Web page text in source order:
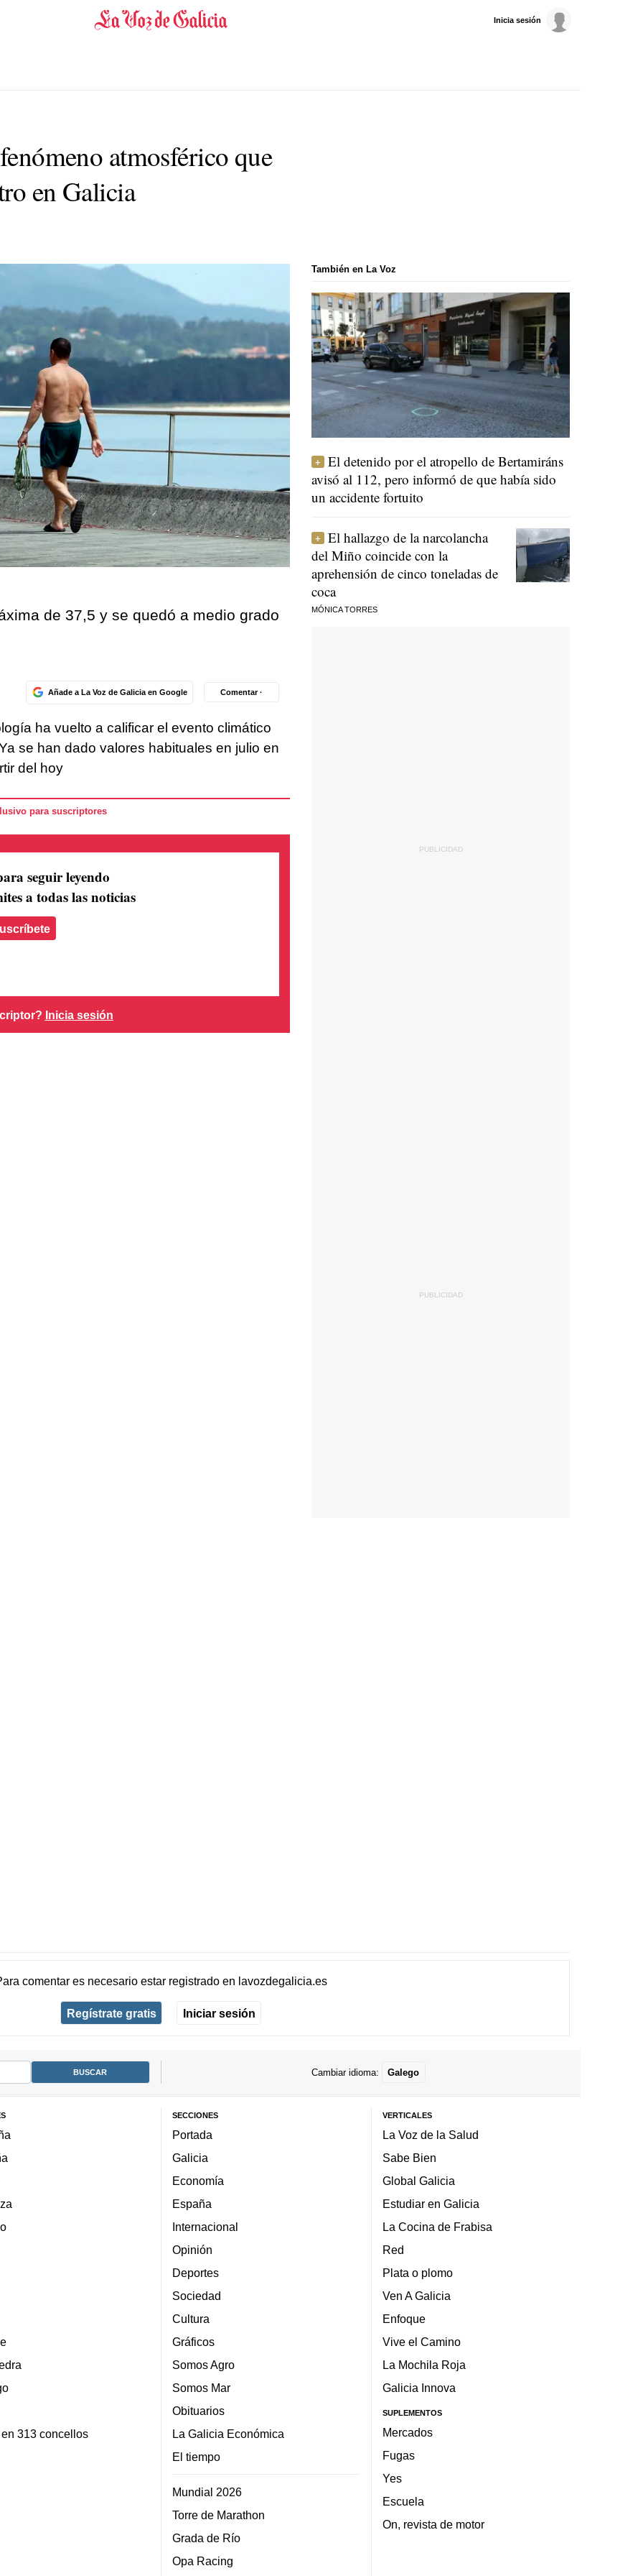
Inicia sesión
atmosférico que
en Galicia
de 37,5 y se quedó a medio grado
Añade a La Voz de Galicia en Google Comentar ·
ha vuelto a calificar el evento climático
se han dado valores habituales en julio en
del hoy
para suscriptores
seguir leyendo
a todas las noticias
Inicia sesión
También en La Voz
El detenido por el atropello de Bertamiráns
avisó al 112, pero informó de que había sido
un accidente fortuito
El hallazgo de la narcolancha
del Miño coincide con la
aprehensión de cinco toneladas de
coca
MÓNICA TORRES
comentar es necesario estar registradoen lavozdegalicia.es
Regístrate gratis Iniciar sesión
Cambiar idioma: Galego
313 concellos
SECCIONES
Portada
Galicia
Economía
España
Internacional
Opinión
Deportes
Sociedad
Cultura
Gráficos
Somos Agro
Somos Mar
Obituarios
La Galicia Económica
El tiempo
Mundial 2026
Torre de Marathon
Grada de Río
Opa Racing
VERTICALES
La Voz de la Salud
Sabe Bien
Global Galicia
Estudiar en Galicia
La Cocina de Frabisa
Red
Plata o plomo
Ven A Galicia
Enfoque
Vive el Camino
La Mochila Roja
Galicia Innova
SUPLEMENTOS
Mercados
Fugas
Yes
Escuela
On, revista de motor